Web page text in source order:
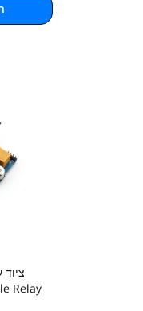
Relay